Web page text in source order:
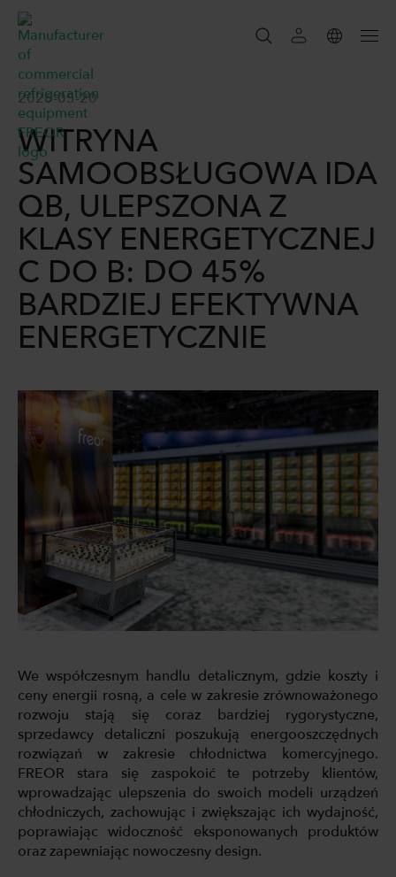
SZUKAJ
2026-05-20
WITRYNA
SAMOOBSŁUGOWA IDA
QB, ULEPSZONA Z
KLASY ENERGETYCZNEJ
C DO B: DO 45%
BARDZIEJ EFEKTYWNA
ENERGETYCZNIE
We współczesnym handlu detalicznym, gdzie koszty i
ceny energii rosną, a cele w zakresie zrównoważonego
rozwoju stają się coraz bardziej rygorystyczne,
sprzedawcy detaliczni poszukują energooszczędnych
rozwiązań w zakresie chłodnictwa komercyjnego.
FREOR stara się zaspokoić te potrzeby klientów,
wprowadzając ulepszenia do swoich modeli urządzeń
chłodniczych, zachowując i zwiększając ich wydajność,
poprawiając widoczność eksponowanych produktów
oraz zapewniając nowoczesny design.